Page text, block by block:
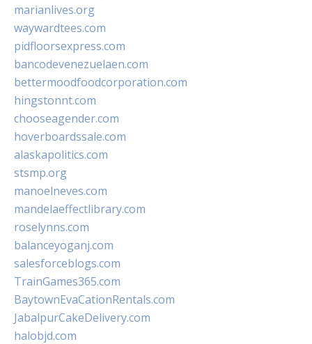
marianlives.org
waywardtees.com
pidfloorsexpress.com
bancodevenezuelaen.com
bettermoodfoodcorporation.com
hingstonnt.com
chooseagender.com
hoverboardssale.com
alaskapolitics.com
stsmp.org
manoelneves.com
mandelaeffectlibrary.com
roselynns.com
balanceyoganj.com
salesforceblogs.com
TrainGames365.com
BaytownEvaCationRentals.com
JabalpurCakeDelivery.com
halobjd.com